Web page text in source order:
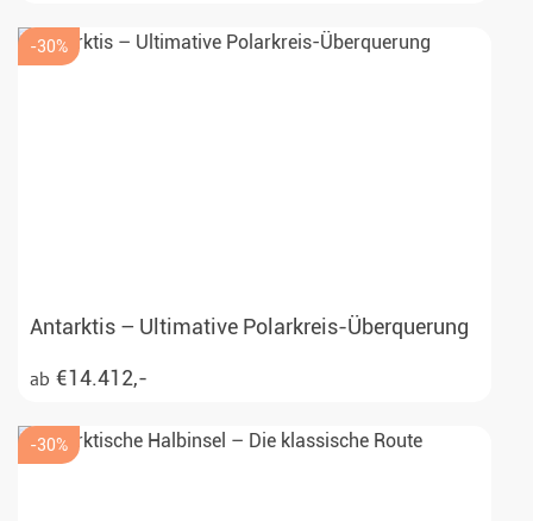
-30%
Antarktis – Ultimative Polarkreis-Überquerung
ab €14.412,-
-30%